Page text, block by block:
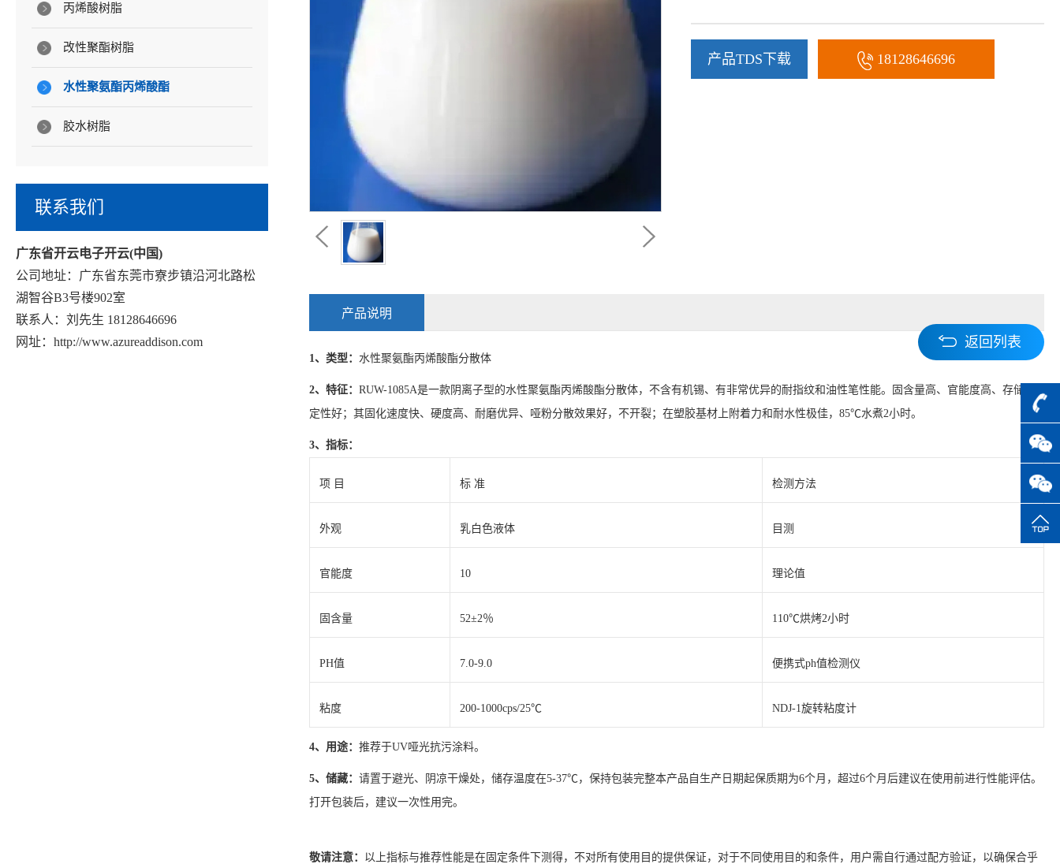
丙烯酸树脂
改性聚酯树脂
水性聚氨酯丙烯酸酯
胶水树脂
联系我们
广东省开云电子开云(中国)
公司地址：广东省东莞市寮步镇沿河北路松
湖智谷B3号楼902室
联系人：刘先生 18128646696
网址：http://www.azureaddison.com
产品TDS下载 18128646696
产品说明
1、类型： 水性聚氨酯丙烯酸酯分散体
2、特征： RUW-1085A是一款阴离子型的水性聚氨酯丙烯酸酯分散体，不含有机锡、有非常优异的耐指纹和油性笔性能。固含量高、官能度高、存储稳
定性好；其固化速度快、硬度高、耐磨优异、哑粉分散效果好，不开裂；在塑胶基材上附着力和耐水性极佳，85℃水煮2小时。
3、指标：
项 目 标 准 检测方法
外观 乳白色液体 目测
官能度 10 理论值
固含量 52±2％ 110℃烘烤2小时
PH值 7.0-9.0 便携式ph值检测仪
粘度 200-1000cps/25℃ NDJ-1旋转粘度计
4、用途： 推荐于UV哑光抗污涂料。
5、储藏： 请置于避光、阴凉干燥处，储存温度在5-37℃，保持包装完整本产品自生产日期起保质期为6个月，超过6个月后建议在使用前进行性能评估。
打开包装后，建议一次性用完。
敬请注意： 以上指标与推荐性能是在固定条件下测得，不对所有使用目的提供保证，对于不同使用目的和条件，用户需自行通过配方验证，以确保合乎
返回列表